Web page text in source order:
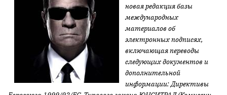
новая редакция базы
международных
материалов об
электронных подписях,
включающая переводы
следующих документов и
дополнительной
информации: Директивы